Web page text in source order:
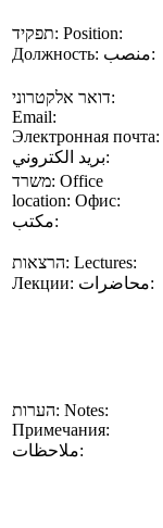
תפקיד: Position:
Должность:
منصب:
דואר אלקטרוני:
Email:
Электронная почта:
بريد الكتروني:
משרד: Office
location: Офис:
مكتب:
הרצאות: Lectures:
Лекции:
محاضرات:
הערות: Notes:
Примечания:
ملاحظات: